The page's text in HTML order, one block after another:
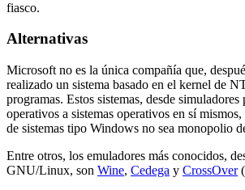
fiasco.
Alternativas
Microsoft no es la única compañía que,
realizado un sistema basado en el kernel de
programas. Estos sistemas, desde simuladores
operativos a sistemas operativos en sí
de sistemas tipo Windows no sea monopolio
Entre otros, los emuladores más conocidos,
GNU/Linux, son Wine, Cedega y CrossOver